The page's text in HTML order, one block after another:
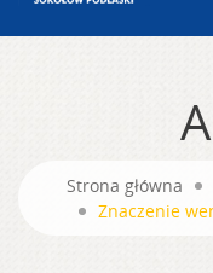
Strona główna
Znaczenie